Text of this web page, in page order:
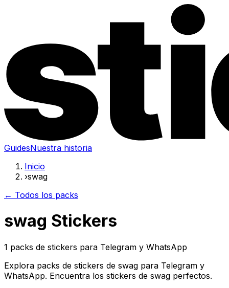
GuidesNuestra historia
Inicio
›swag
← Todos los packs
swag Stickers
1 packs de stickers para Telegram y WhatsApp
Explora packs de stickers de swag para Telegram y
WhatsApp. Encuentra los stickers de swag perfectos.